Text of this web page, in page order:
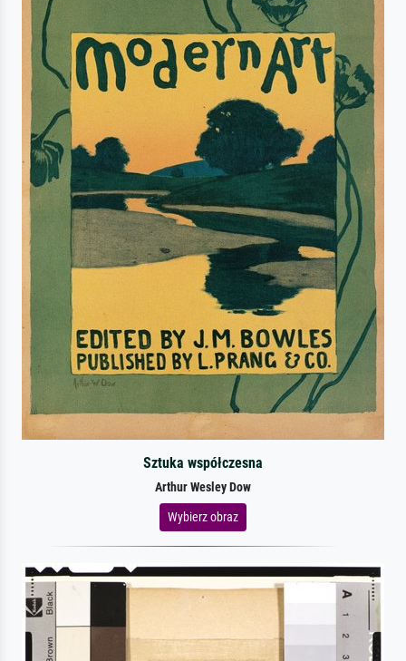
Sztuka współczesna
Arthur Wesley Dow
Wybierz obraz